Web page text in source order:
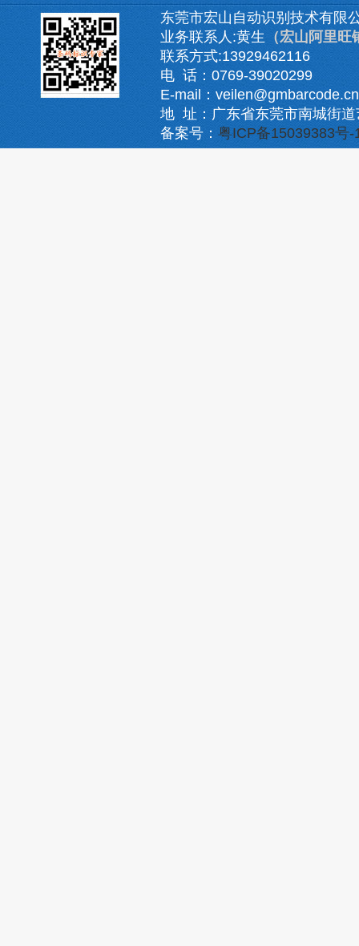
东莞市宏山自动识别技术有限
业务联系人:黄生 （宏山阿里旺
联系方式:13929462116
电 话：0769-39020299
E-mail：veilen@gmbarcode.cn
地 址：广东省东莞市南城街
备案号： 粤ICP备15039383号-